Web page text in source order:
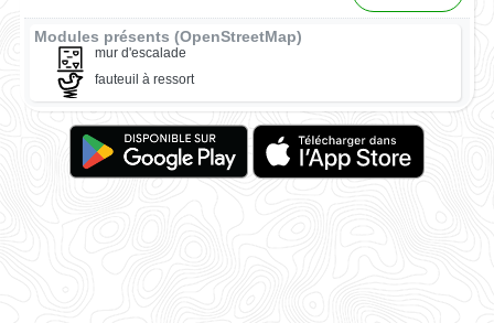
Modules présents (OpenStreetMap)
mur d'escalade
fauteuil à ressort